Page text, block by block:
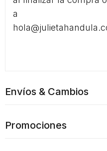
a
Envíos & Cambios
Promociones